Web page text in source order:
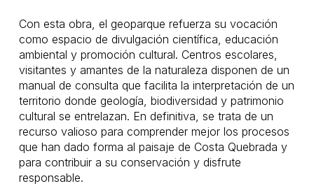
Con esta obra, el geoparque refuerza su vocación
como espacio de divulgación científica, educación
ambiental y promoción cultural. Centros escolares,
visitantes y amantes de la naturaleza disponen de un
manual de consulta que facilita la interpretación de un
territorio donde geología, biodiversidad y patrimonio
cultural se entrelazan. En definitiva, se trata de un
recurso valioso para comprender mejor los procesos
que han dado forma al paisaje de Costa Quebrada y
para contribuir a su conservación y disfrute
responsable.